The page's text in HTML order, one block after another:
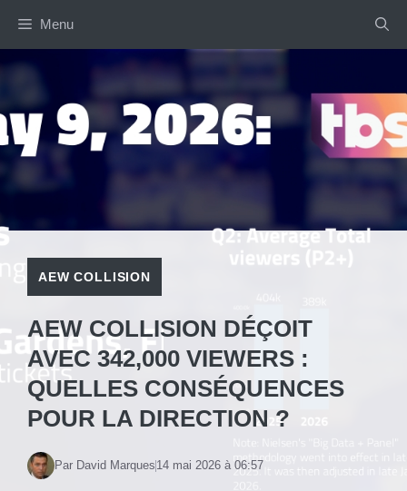
contenu
Menu
AEW COLLISION
AEW COLLISION DÉÇOIT
AVEC 342,000 VIEWERS :
QUELLES CONSÉQUENCES
POUR LA DIRECTION ?
Par David Marques 14 mai 2026 à 06:57